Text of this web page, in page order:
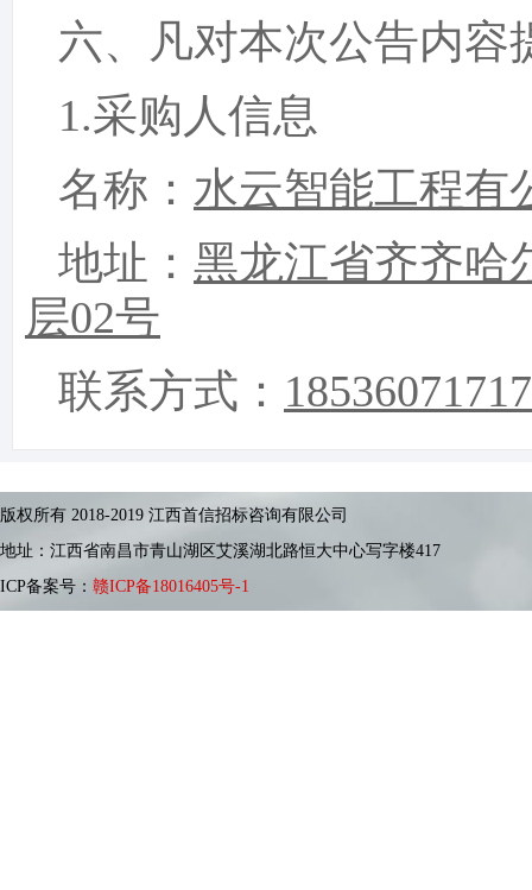
六、凡对本次公告内容
1.采购人信息
名称： 水云智能工程有
地址： 黑龙江省齐齐哈
层02号
联系方式： 18536071717
版权所有 2018-2019 江西首信招标咨询有限公司
地址：江西省南昌市青山湖区艾溪湖北路恒大中心写字楼417
ICP备案号： 赣ICP备18016405号-1